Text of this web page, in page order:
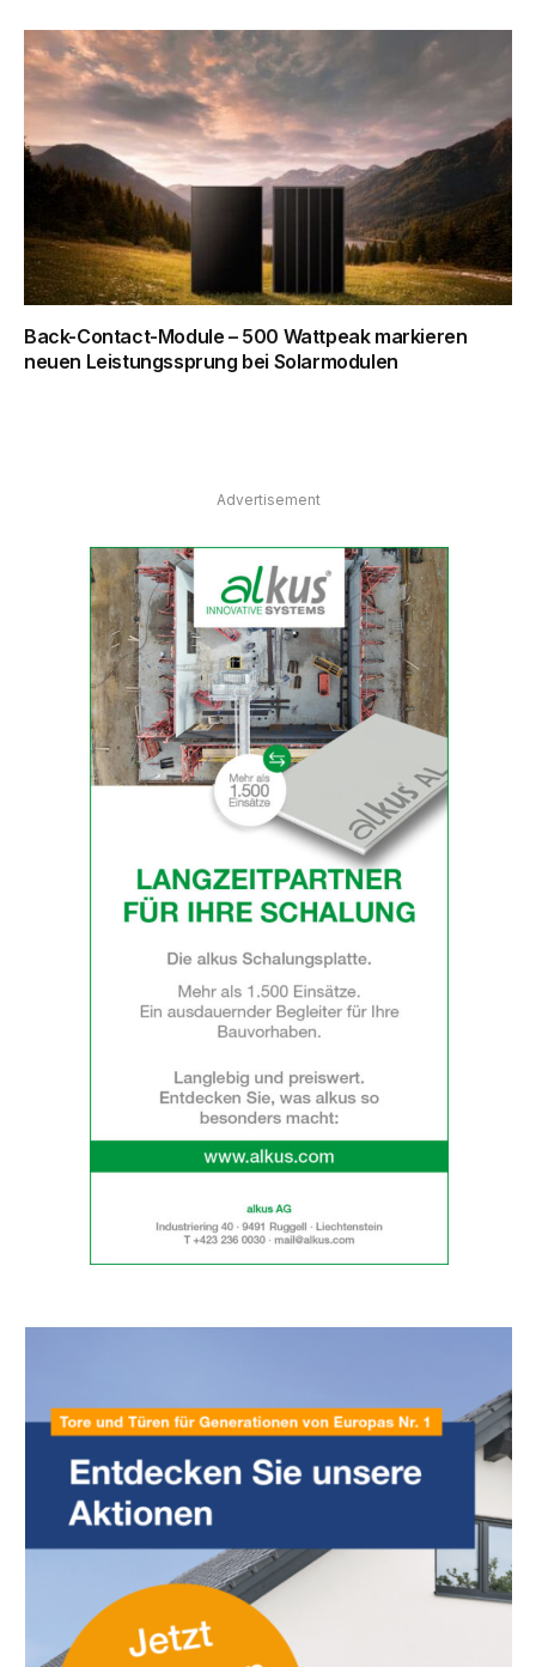
Back-Contact-Module – 500 Wattpeak markieren
neuen Leistungssprung bei Solarmodulen
Advertisement